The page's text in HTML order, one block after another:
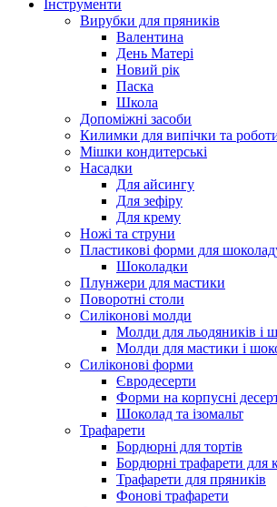
Інструменти
Вирубки для пряників
Валентина
День Матері
Новий рік
Паска
Школа
Допоміжні засоби
Килимки для випічки та
Мішки кондитерські
Насадки
Для айсингу
Для зефіру
Для крему
Ножі та струни
Пластикові форми для
Шоколадки
Плунжери для мастики
Поворотні столи
Силіконові молди
Молди для льодяників і
Молди для мастики і
Силіконові форми
Євродесерти
Форми на корпусні
Шоколад та ізомальт
Трафарети
Бордюрні для тортів
Бордюрні трафарети для
Трафарети для пряників
Фонові трафарети